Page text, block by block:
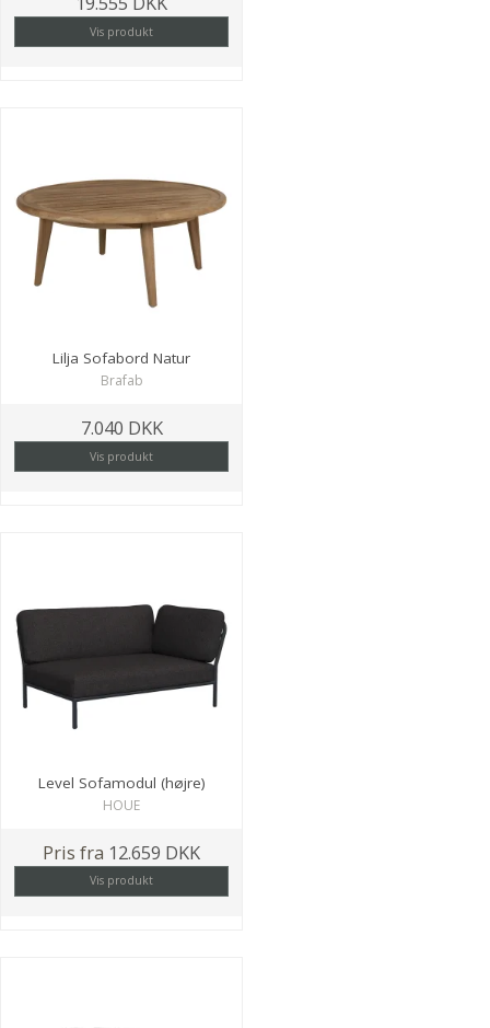
Vis produkt
Lilja Sofabord Natur
Brafab
7.040 DKK
Vis produkt
Level Sofamodul (højre)
HOUE
Pris fra 12.659 DKK
Vis produkt